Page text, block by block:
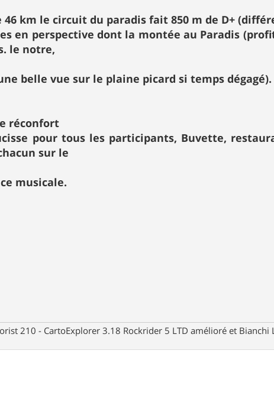
46 km le circuit du paradis fait 850 m de D+
en perspective dont la montée au Paradis
le notre,
belle vue sur le plaine picard si temps dégagé).
réconfort
pour tous les participants, Buvette,
sur le
musicale.
210 - CartoExplorer 3.18 Rockrider 5 LTD amélioré et Bianchi